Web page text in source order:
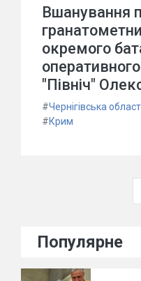
Вшанування
окремого
"Північ"
#Чернігівська
#Крим
Популярне